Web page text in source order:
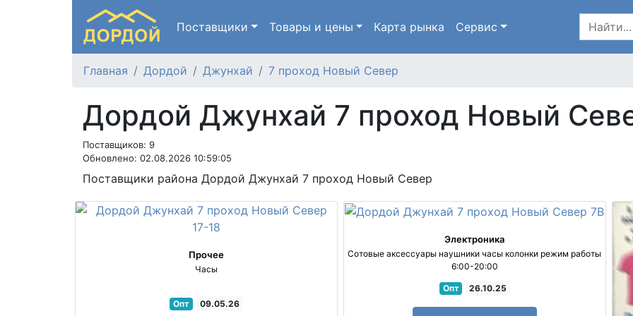
Поставщики Товары и цены Карта рынка Сервис
Главная Дордой Джунхай 7 проход Новый Север
Дордой Джунхай 7 проход Новый
Поставщиков: 9
Обновлено: 02.08.2026 10:59:05
Поставщики района Дордой Джунхай 7 проход Новый Север
Прочее
Часы
Опт 09.05.26
Электроника
Сотовые аксессуары наушники часы колонки режим работы
6:00-20:00
Опт 26.10.25